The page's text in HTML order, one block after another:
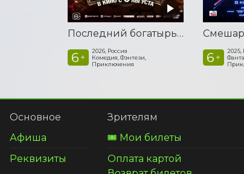
Последний богатырь. Колобок
6 +
2026, Россия
Комедия, Фэнтези,
Приключения
6 +
2025,
Основное
Афиша
Реквизиты
Зрителям
🎟️ Мои билеты
Оплата картой